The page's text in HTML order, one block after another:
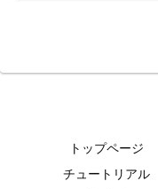
トップページ
チュートリアル